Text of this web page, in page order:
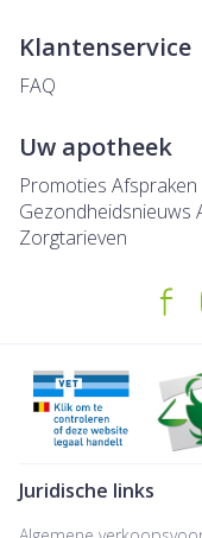
Klantenservice
FAQ
Uw apotheek
Promoties Afspraken
Gezondheidsnieuws
Zorgtarieven
Juridische links